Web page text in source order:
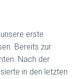
erste
Bereits zur
Nach der
in den letzten